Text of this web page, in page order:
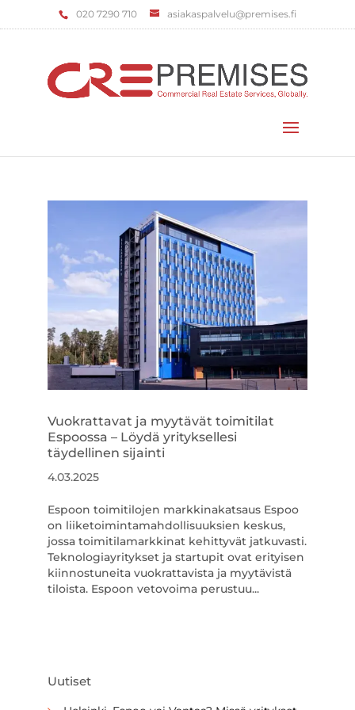
‌020 7290 710 asiakaspalvelu@premises.fi
Vuokrattavat ja myytävät toimitilat
Espoossa – Löydä yrityksellesi
täydellinen sijainti
4.03.2025
Espoon toimitilojen markkinakatsaus Espoo
on liiketoimintamahdollisuuksien keskus,
jossa toimitilamarkkinat kehittyvät jatkuvasti.
Teknologiayritykset ja startupit ovat erityisen
kiinnostuneita vuokrattavista ja myytävistä
tiloista. Espoon vetovoima perustuu...
Uutiset